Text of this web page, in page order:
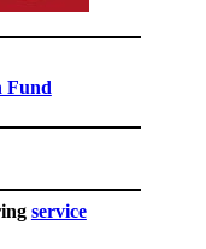
Fund
service